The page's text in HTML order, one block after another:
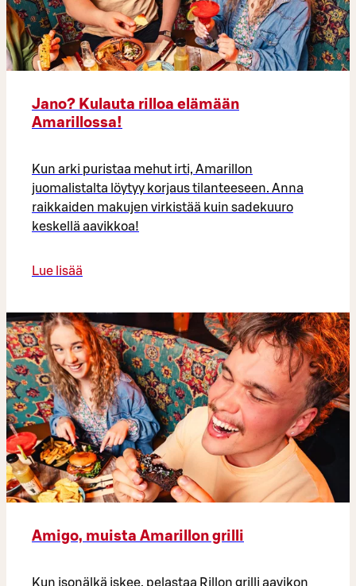
Jano? Kulauta rilloa elämään
Amarillossa!
Kun arki puristaa mehut irti, Amarillon
juomalistalta löytyy korjaus tilanteeseen. Anna
raikkaiden makujen virkistää kuin sadekuuro
keskellä aavikkoa!
Lue lisää
Amigo, muista Amarillon grilli
Kun isonälkä iskee, pelastaa Rillon grilli aavikon